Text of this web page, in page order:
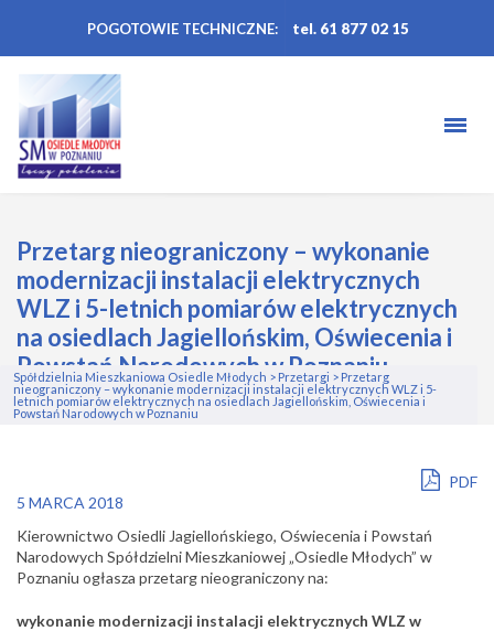
POGOTOWIE TECHNICZNE: tel. 61 877 02 15
Przetarg nieograniczony – wykonanie
modernizacji instalacji elektrycznych
WLZ i 5-letnich pomiarów elektrycznych
na osiedlach Jagiellońskim, Oświecenia i
Powstań Narodowych w Poznaniu
Spółdzielnia Mieszkaniowa Osiedle Młodych > Przetargi > Przetarg
nieograniczony – wykonanie modernizacji instalacji elektrycznych WLZ i 5-
letnich pomiarów elektrycznych na osiedlach Jagiellońskim, Oświecenia i
Powstań Narodowych w Poznaniu
PDF
5 MARCA 2018
Kierownictwo Osiedli Jagiellońskiego, Oświecenia i Powstań
Narodowych Spółdzielni Mieszkaniowej „Osiedle Młodych” w
Poznaniu ogłasza przetarg nieograniczony na:
wykonanie modernizacji instalacji elektrycznych WLZ w